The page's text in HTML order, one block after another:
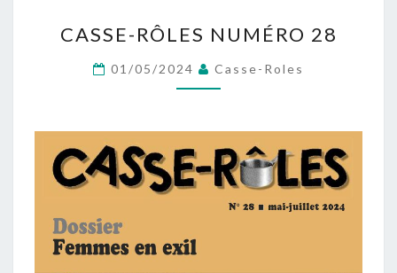
RÔLES
NUMÉRO
28
CASSE-RÔLES NUMÉRO 28
01/05/2024 Casse-Roles